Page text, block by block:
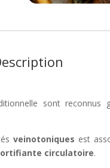
sont reconnus
veinotoniques est
circulatoire.